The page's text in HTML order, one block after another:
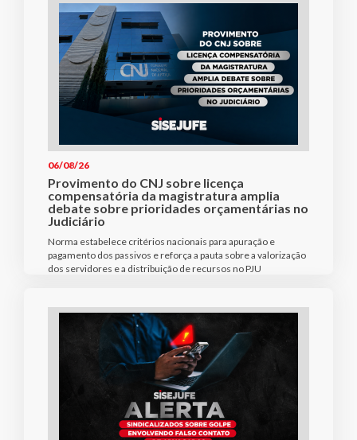
06/08/26
Provimento do CNJ sobre licença
compensatória da magistratura amplia
debate sobre prioridades orçamentárias no
Judiciário
Norma estabelece critérios nacionais para apuração e
pagamento dos passivos e reforça a pauta sobre a valorização
dos servidores e a distribuição de recursos no PJU